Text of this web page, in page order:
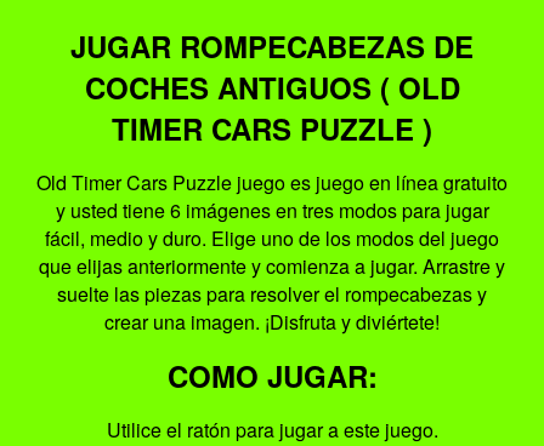
JUGAR ROMPECABEZAS DE
COCHES ANTIGUOS ( OLD
TIMER CARS PUZZLE )
Old Timer Cars Puzzle juego es juego en línea gratuito
y usted tiene 6 imágenes en tres modos para jugar
fácil, medio y duro. Elige uno de los modos del juego
que elijas anteriormente y comienza a jugar. Arrastre y
suelte las piezas para resolver el rompecabezas y
crear una imagen. ¡Disfruta y diviértete!
COMO JUGAR:
Utilice el ratón para jugar a este juego.